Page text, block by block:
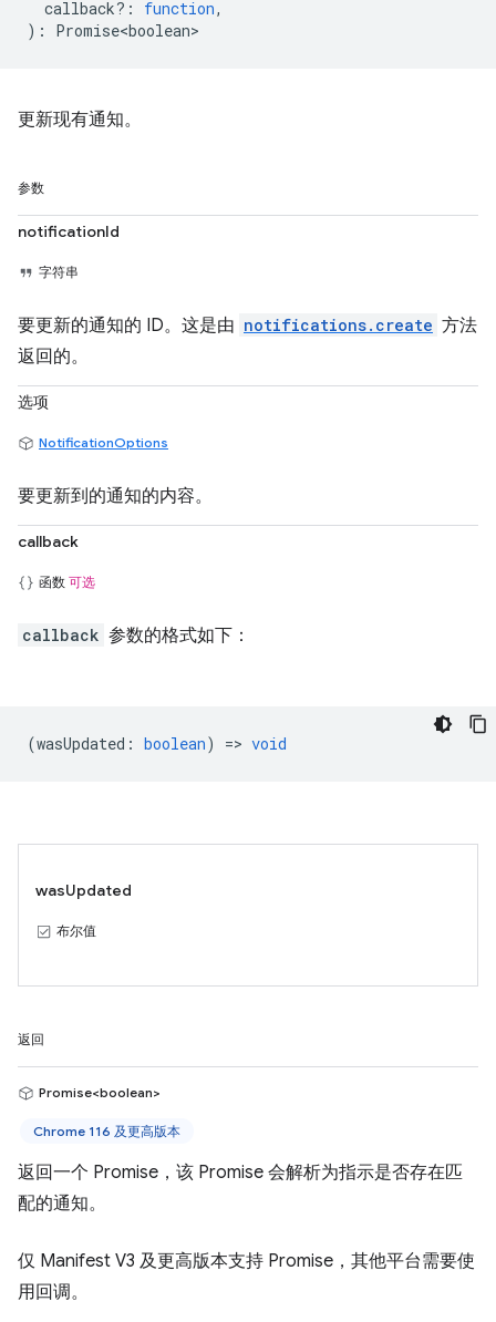
callback? : function,
) : Promise<boolean>
更新现有通知。
参数
notificationId
字符串
要更新的通知的 ID。这是由 notifications.create 方法
返回的。
选项
NotificationOptions
要更新到的通知的内容。
callback
函数 可选
callback 参数的格式如下：
(wasUpdated : boolean) => void
wasUpdated
布尔值
返回
Promise<boolean>
Chrome 116 及更高版本
返回一个 Promise，该 Promise 会解析为指示是否存在匹
配的通知。
仅 Manifest V3 及更高版本支持 Promise，其他平台需要使
用回调。